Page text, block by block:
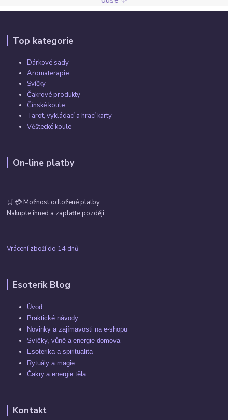
Top kategorie
Dárkové sady
Aromaterapie
Svíčky
Čakrové produkty
Čínské koule
Tarot, vykládací a hrací karty
Věštecké koule
On-line platby
🛒 💳 Možnost odložené platby.
Nakupte ihned a zaplaťte později.
Vrácení zboží do 14 dnů
Esoterik Blog
Úvod
Praktické návody
Novinky a zajímavosti na e-shopu
Svíčky, vůně a energie domova
Esoterika a spiritualita
Rytuály a magie
Čakry a energie těla
Kontakt